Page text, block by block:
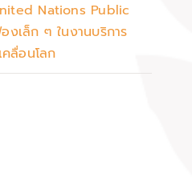
Nations Public
เล็ก ๆ ในงานบริการ
ลื่อนโลก